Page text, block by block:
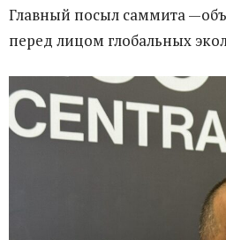
Главный посыл саммита
перед лицом глобальных